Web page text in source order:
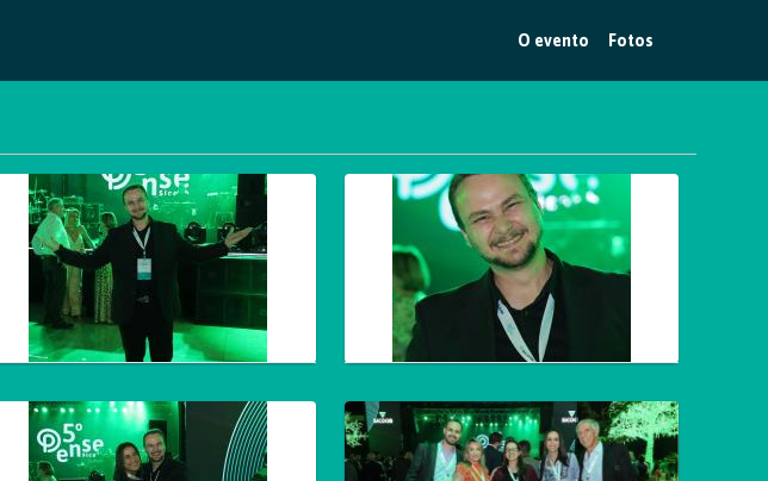
O evento Fotos